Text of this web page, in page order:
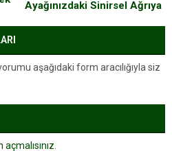
Ayağınızdaki Sinirsel Ağrıya
aşağıdaki form aracılığıyla siz
.